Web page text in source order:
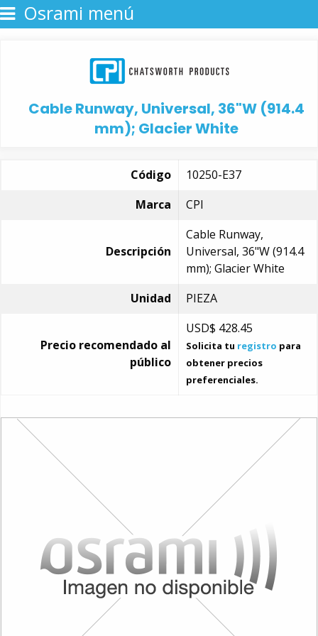
Osrami menú
Cable Runway, Universal, 36"W (914.4
mm); Glacier White
Código
10250-E37
Marca
CPI
Descripción
Cable Runway,
Universal, 36"W (914.4
mm); Glacier White
Unidad
PIEZA
Precio recomendado al
público
USD$ 428.45
Solicita tu registro para
obtener precios
preferenciales.